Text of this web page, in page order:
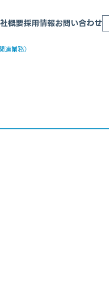
概要採用情報お問い合わせ
業務）